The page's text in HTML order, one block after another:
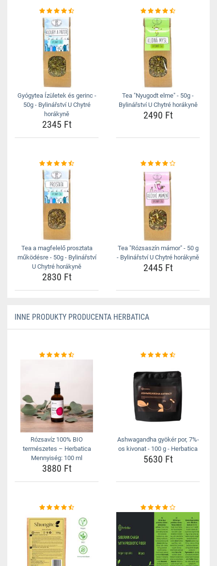
Gyógytea Ízületek és gerinc -
50g - Bylinářství U Chytré
horákyně
2345 Ft
Tea "Nyugodt elme" - 50g -
Bylinářství U Chytré horákyně
2490 Ft
Tea a magfelelő prosztata
működésre - 50g - Bylinářství
U Chytré horákyně
2830 Ft
Tea "Rózsaszín mámor" - 50 g
- Bylinářství U Chytré horákyně
2445 Ft
INNE PRODUKTY PRODUCENTA HERBATICA
Rózsavíz 100% BIO
természetes – Herbatica
Mennyiség: 100 ml
3880 Ft
Ashwagandha gyökér por, 7%-
os kivonat - 100 g - Herbatica
5630 Ft